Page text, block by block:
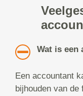
Wat is een
Een accountant
bijhouden van